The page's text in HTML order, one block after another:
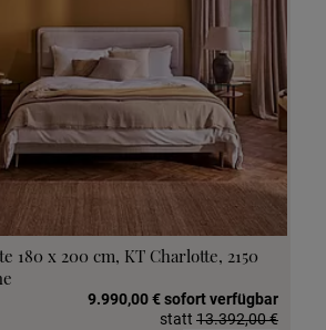
180 x 200 cm, KT Charlotte, 2150
9.990,00 € sofort verfügbar
statt 13.392,00 €